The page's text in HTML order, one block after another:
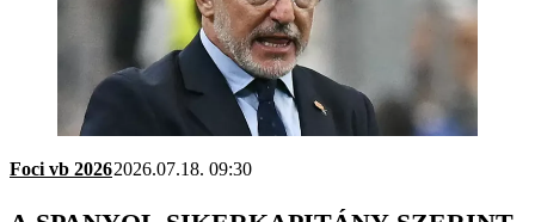
Foci vb 20262026.07.18. 09:30